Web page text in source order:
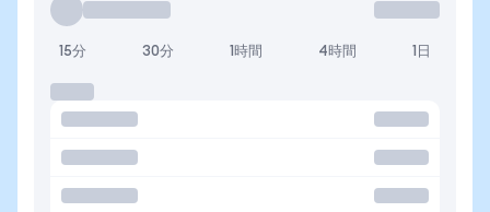
15分 30分 1時間 4時間 1日